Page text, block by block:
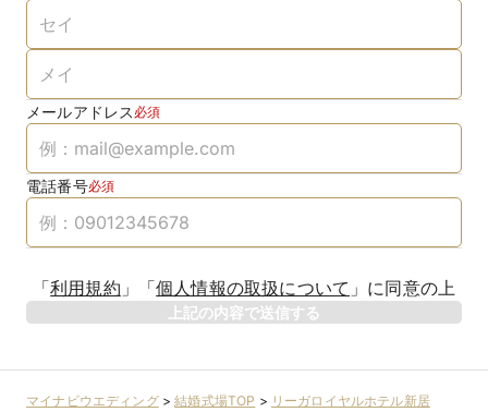
メールアドレス 必須
電話番号必須
「利用規約 」 「個人情報の取扱について 」 に同意の上
上記の内容で送信する
マイナビウエディング>結婚式場TOP > リーガロイヤルホテル新居